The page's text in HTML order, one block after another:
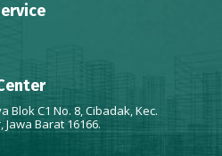
Blok C1 No. 8, Cibadak, Kec.
Barat 16166.